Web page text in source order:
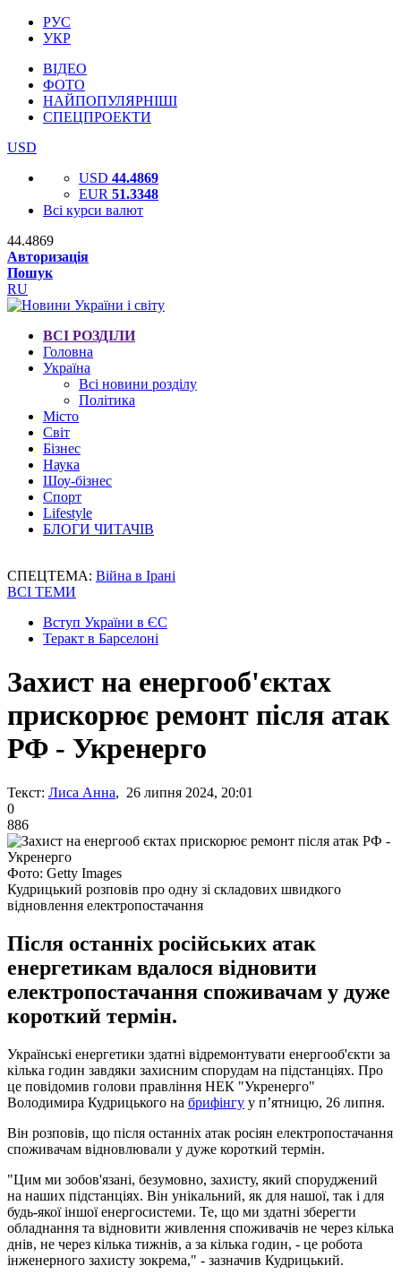
РУС
УКР
ВІДЕО
ФОТО
НАЙПОПУЛЯРНІШІ
СПЕЦПРОЕКТИ
USD
USD 44.4869
EUR 51.3348
Всі курси валют
44.4869
Авторизація
Пошук
RU
ВСІ РОЗДІЛИ
Головна
Україна
Всі новини розділу
Політика
Місто
Світ
Бізнес
Наука
Шоу-бізнес
Спорт
Lifestyle
БЛОГИ ЧИТАЧІВ
СПЕЦТЕМА: Війна в Ірані
ВСІ ТЕМИ
Вступ України в ЄС
Теракт в Барселоні
Захист на енергооб'єктах
прискорює ремонт після атак
РФ - Укренерго
Текст: Лиса Анна, 26 липня 2024, 20:01
0
886
Фото: Getty Images
Кудрицький розповів про одну зі складових швидкого
відновлення електропостачання
Після останніх російських атак
енергетикам вдалося відновити
електропостачання споживачам у дуже
короткий термін.
Українські енергетики здатні відремонтувати енергооб'єкти за
кілька годин завдяки захисним спорудам на підстанціях. Про
це повідомив голови правління НЕК "Укренерго"
Володимира Кудрицького на брифінгу у п’ятницю, 26 липня.
Він розповів, що після останніх атак росіян електропостачання
споживачам відновлювали у дуже короткий термін.
"Цим ми зобов'язані, безумовно, захисту, який споруджений
на наших підстанціях. Він унікальний, як для нашої, так і для
будь-якої іншої енергосистеми. Те, що ми здатні зберегти
обладнання та відновити живлення споживачів не через кілька
днів, не через кілька тижнів, а за кілька годин, - це робота
інженерного захисту зокрема," - зазначив Кудрицький.